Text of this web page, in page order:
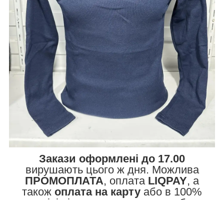
Закази оформлені до 17.00
вирушають цього ж дня. Можлива
ПРОМОПЛАТА, оплата LIQPAY, а
також оплата на карту або в 100%